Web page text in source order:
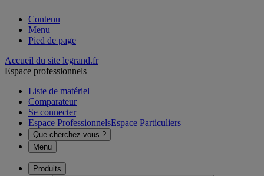
Contenu
Menu
Pied de page
Accueil du site legrand.fr
Espace professionnels
Liste de matériel
Comparateur
Se connecter
Espace ProfessionnelsEspace Particuliers
Que cherchez-vous ?
Menu
Produits